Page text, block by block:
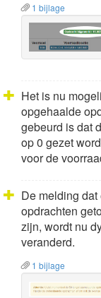
1 bijlage
Het is nu
opgehaalde
gebeurd is dat
op 0 gezet
voor de
De melding dat
opdrachten
zijn, wordt nu
veranderd.
1 bijlage